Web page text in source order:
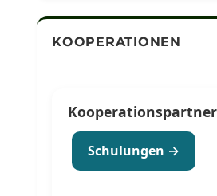
KOOPERATIONEN
Schulungen →